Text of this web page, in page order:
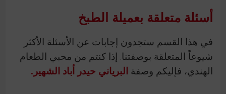
أسئلة متعلقة بعميلة الطبخ
في هذا القسم ستجدون إجابات عن الأسئلة الأكثر
شيوعاً المتعلقة بوصفتنا. إذا كنتم من محبي الطعام
الهندي، فإليكم وصفة البرياني حيدر أباد الشهير.